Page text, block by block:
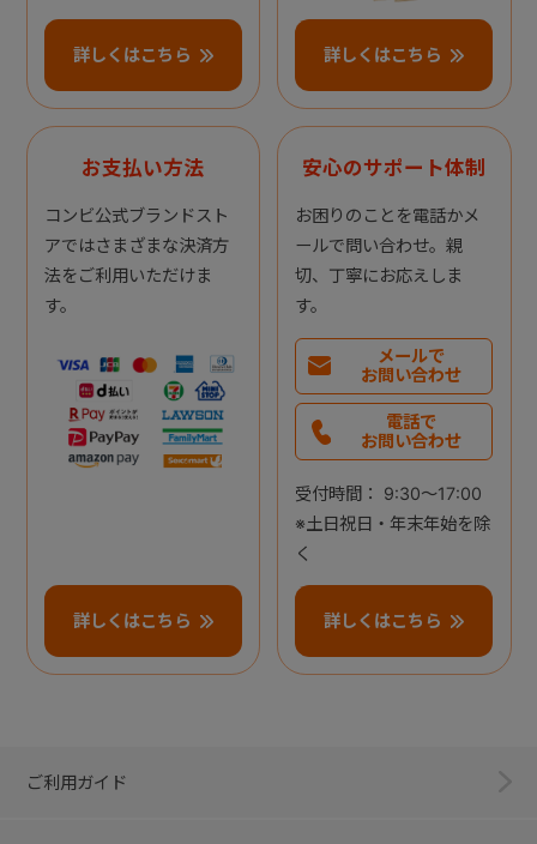
詳しくはこちら 詳しくはこちら
お支払い方法
コンビ公式ブランドスト
アではさまざまな決済方
法をご利用いただけま
す。
詳しくはこちら
安心のサポート体制
お困りのことを電話かメ
ールで問い合わせ。親
切、丁寧にお応えしま
す。
メールで
お問い合わせ
電話で
お問い合わせ
受付時間： 9:30～17:00
※土日祝日・年末年始を除
く
詳しくはこちら
ご利用ガイド